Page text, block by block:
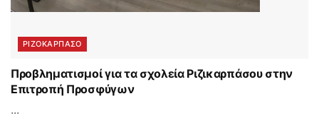
ΡΙΖΟΚΑΡΠΑΣΟ
Προβληματισμοί για τα σχολεία Ριζικαρπάσου στην
Επιτροπή Προσφύγων
...